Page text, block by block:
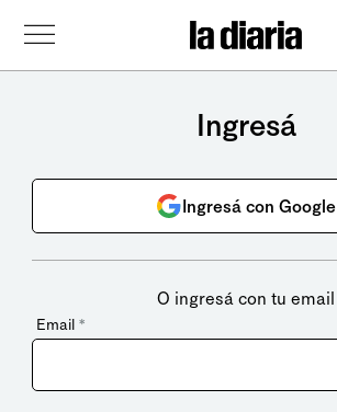
Ingresá
Ingresá con Google
O ingresá con tu email
Email *